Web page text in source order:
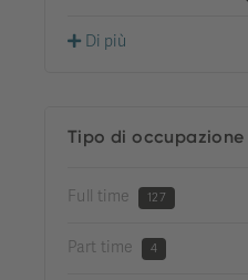
Di più
Tipo di occupazione
Full time 127
Part time 4